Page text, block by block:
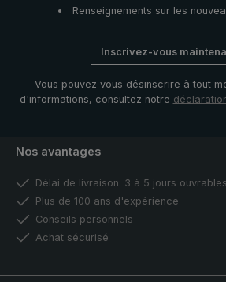
Renseignements sur les
Inscrivez-vous
Vous pouvez vous désinscrire à tout
d'informations, consultez notre
Nos avantages
Délai de livraison: 3 à 5 jours ouvrables
Plus de 100 ans d'expérience
Conseils personnels
Achat sécurisé